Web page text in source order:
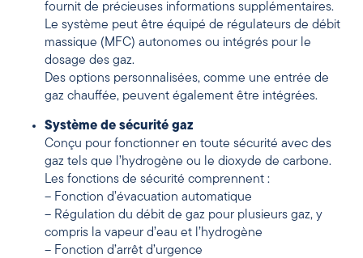
fournit de précieuses informations supplémentaires.
Le système peut être équipé de régulateurs de débit
massique (MFC) autonomes ou intégrés pour le
dosage des gaz.
Des options personnalisées, comme une entrée de
gaz chauffée, peuvent également être intégrées.
Système de sécurité gaz
Conçu pour fonctionner en toute sécurité avec des
gaz tels que l’hydrogène ou le dioxyde de carbone.
Les fonctions de sécurité comprennent :
– Fonction d’évacuation automatique
– Régulation du débit de gaz pour plusieurs gaz, y
compris la vapeur d’eau et l’hydrogène
– Fonction d’arrêt d’urgence